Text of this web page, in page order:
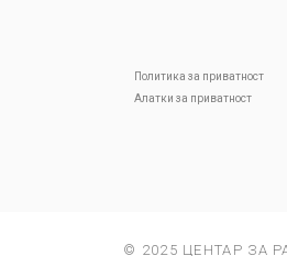
Политика за приватност
Алатки за приватност
© 2025 ЦЕНТАР ЗА